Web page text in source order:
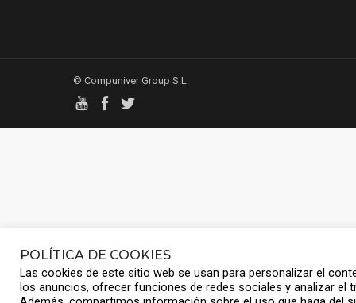
© Compuniver Group S.L.
POLÍTICA DE COOKIES
Las cookies de este sitio web se usan para personalizar el
los anuncios, ofrecer funciones de redes sociales y analizar el